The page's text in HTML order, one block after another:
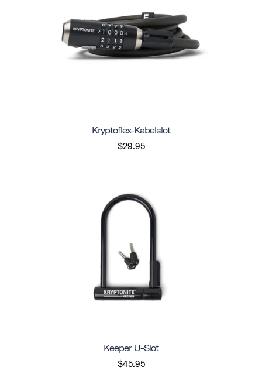
Kryptoflex-Kabelslot
$29.95
Keeper U-Slot
$45.95